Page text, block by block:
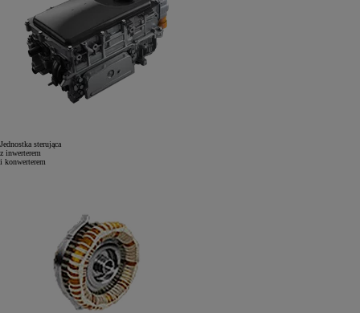
Jednostka sterująca
z inwerterem
i konwerterem